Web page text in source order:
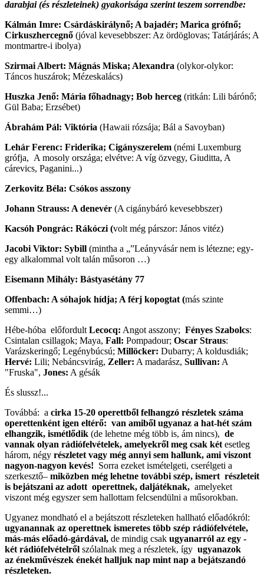
darabjai (és részleteinek) gyakorisága szerint teszem sorrendbe:
Kálmán Imre: Csárdáskirálynő; A bajadér; Marica grófnő;
Cirkuszhercegnő (jóval kevesebbszer: Az ördöglovas; Tatárjárás; A
montmartre-i ibolya)
Szirmai Albert: Mágnás Miska; Alexandra (olykor-olykor:
Táncos huszárok; Mézeskalács)
Huszka Jenő: Mária főhadnagy; Bob herceg (ritkán: Lili bárónő;
Gül Baba; Erzsébet)
Ábrahám Pál: Viktória (Hawaii rózsája; Bál a Savoyban)
Lehár Ferenc: Friderika; Cigányszerelem (némi Luxemburg
grófja, A mosoly országa; elvétve: A víg özvegy, Giuditta, A
cárevics, Paganini...)
Zerkovitz Béla: Csókos asszony
Johann Strauss: A denevér (A cigánybáró kevesebbszer)
Kacsóh Pongrác: Rákóczi (volt még párszor: János vitéz)
Jacobi Viktor: Sybill (mintha a „”Leányvásár nem is létezne; egy-
egy alkalommal volt talán műsoron …)
Eisemann Mihály: Bástyasétány 77
Offenbach: A sóhajok hídja; A férj kopogtat (más szinte
semmi…)
Hébe-hóba előfordult Lecocq: Angot asszony; Fényes Szabolcs:
Csintalan csillagok; Maya, Fall: Pompadour; Oscar Straus:
Varázskeringő; Legénybúcsú; Millöcker: Dubarry; A koldusdiák;
Hervé: Lili; Nebáncsvirág, Zeller: A madarász, Sullivan: A
"Fruska", Jones: A gésák
És slussz!...
Továbbá: a cirka 15-20 operettből felhangzó részletek száma
operettenként igen eltérő: van amiből ugyanaz a hat-hét szám
elhangzik, ismétlődik (de lehetne még több is, ám nincs), de
vannak olyan rádiófelvételek, amelyekről meg csak két esetleg
három, négy részletet vagy még annyi sem hallunk, ami viszont
nagyon-nagyon kevés! Sorra ezeket ismételgeti, cserélgeti a
szerkesztő– miközben még lehetne további szép, ismert részleteit
is bejátszani az adott operettnek, daljátéknak, amelyeket
viszont még egyszer sem hallottam felcsendülni a műsorokban.
Ugyanez mondható el a bejátszott részleteken hallható előadókról:
ugyanannak az operettnek ismeretes több szép rádiófelvétele,
más-más előadó-gárdával, de mindig csak ugyanarról az egy -
két rádiófelvételről szólalnak meg a részletek, így ugyanazok
az énekművészek énekét halljuk nap mint nap a bejátszandó
részleteken.